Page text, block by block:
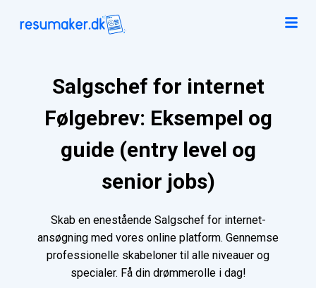
Salgschef for internet
Følgebrev: Eksempel og
guide (entry level og
senior jobs)
Skab en enestående Salgschef for internet-
ansøgning med vores online platform. Gennemse
professionelle skabeloner til alle niveauer og
specialer. Få din drømmerolle i dag!